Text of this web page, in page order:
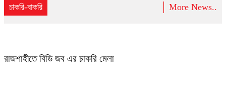
চাকরি-বাকরি More News..
রাজশাহীতে বিডি জব এর চাকরি মেলা